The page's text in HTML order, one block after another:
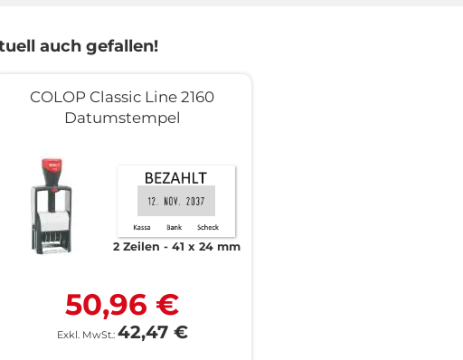
auch gefallen!
COLOP Classic Line 2160
Datumstempel
2 Zeilen 41 x 24 mm
50,96 €
42,47 €